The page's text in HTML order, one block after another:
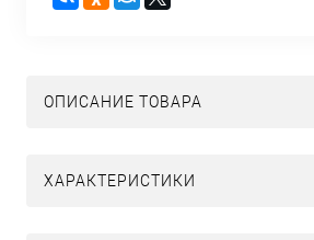
ОПИСАНИЕ ТОВАРА
ХАРАКТЕРИСТИКИ